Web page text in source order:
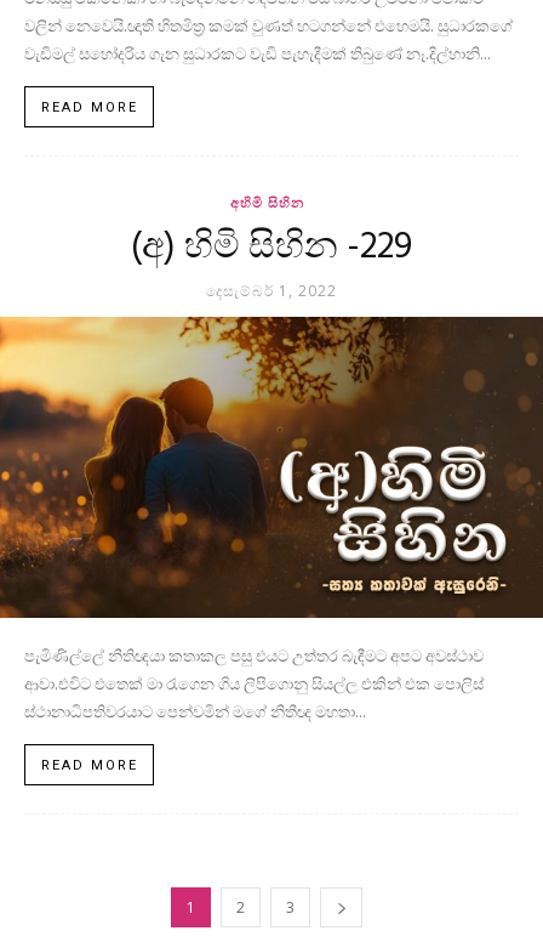
වලින් නෙවෙයි.ඥාති හිතමිත්‍ර කමක් වුණත් හටගන්නේ එහෙමයි. සුධාරකගේ
වැඩිමල් සහෝදරිය ගැන සුධාරකට වැඩි පැහැදීමක් තිබුණේ නෑ.දිල්හානි...
READ MORE
අහිමි සිහින
(අ) හිමි සිහින -229
දෙසැම්බර් 1, 2022
පැමිණිල්ලේ නීතිඥයා කතාකල පසු එයට උත්තර බැඳීමට අපට අවස්ථාව
ආවා.එවිට එතෙක් මා රැගෙන ගිය ලිපිගොනු සියල්ල එකින් එක පොලිස්
ස්ථානාධිපතිවරයාට පෙන්වමින් මගේ නීතීඥ මහතා...
READ MORE
1 2 3